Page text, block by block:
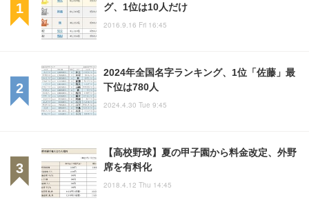
グ、1位は10人だけ
2016.9.16 Fri 16:45
2024年全国名字ランキング、1位「佐藤」最
下位は780人
2024.4.30 Tue 9:45
【高校野球】夏の甲子園から料金改定、外野
席を有料化
2018.4.12 Thu 14:45